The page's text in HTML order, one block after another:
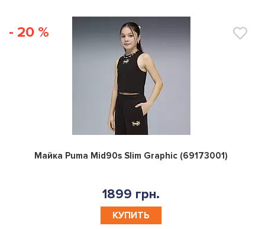
- 20 %
0
Майка Puma Mid90s Slim Graphic (69173001)
1899 грн.
КУПИТЬ